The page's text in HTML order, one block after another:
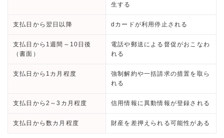
生する
支払日から翌日以降 dカードが利用停止される
支払日から1週間～10日後
（書面）
電話や郵送による督促がおこなわ
れる
支払日から1カ月程度
強制解約や一括請求の措置を取ら
れる
支払日から2～3カ月程度 信用情報に異動情報が登録される
支払日から数カ月程度 財産を差押えられる可能性がある